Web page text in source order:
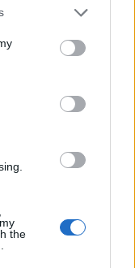
or more Google
You may click to
party tags to
in below Google
the